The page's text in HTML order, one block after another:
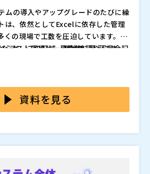
ムの導入やアップグレードのたびに繰
は、依然としてExcelに依存した管理
くの現場で工数を圧迫しています。テ
らケースの記述、進捗確認や不具合記
作業に委ねられることで、担当者の負
存する部分が多く、可視化の難しさが
ています。こうした属人的な運用が続
テスト運用は一見柔軟に見えます
網羅性や進捗管理の正確性を担保する
レビュー漏れや二重入力が頻発しま
質保証や内部監査の観点からも証跡の
が目立ちます。また、属人的な記録管
ると途端に引き継ぎ困難となり、結果
ジェクト全体のスケジュールやコスト
な要因となっています。
加え、ERPやWebシステムのテスト業
ら脱却し効率化を図る具体的な自動化
ビス・製品の品質向上に貢献してき
、テスト効率化の効果を最大化するた
セス・テスト自動化・手動テストの3
率化のポイントや、その具体的な手法
ブ（）
ソース活用研究所（）
、講演企業は将来的に追加、削除さ
資料を見る